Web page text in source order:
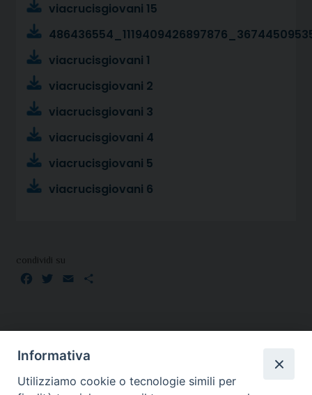
viacrucisgiovani 15
viacrucisgiovani 1
viacrucisgiovani 2
viacrucisgiovani 3
viacrucisgiovani 4
viacrucisgiovani 5
viacrucisgiovani 6
condividi su
Facebook
TwitterEmail
Informativa
Utilizziamo cookie o tecnologie simili per